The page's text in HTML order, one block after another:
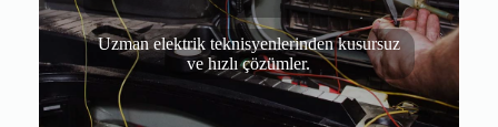
Uzman elektrik teknisyenlerinden kusursuz
ve hızlı çözümler.